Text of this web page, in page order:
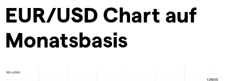
EUR/USD Chart auf
Monatsbasis